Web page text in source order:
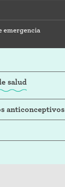
emergencia
salud
anticonceptivos